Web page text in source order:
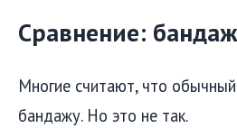
Сравнение:
Многие считают, что
бандажу. Но это не так.